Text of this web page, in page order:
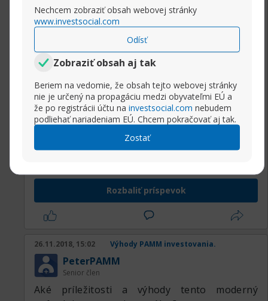
Nechcem zobraziť obsah webovej stránky
www.investsocial.com
Odísť
Zobraziť obsah aj tak
Beriem na vedomie, že obsah tejto webovej stránky
nie je určený na propagáciu medzi obyvateľmi EÚ a
že po registrácii účtu na investsocial.com nebudem
podliehať nariadeniam EÚ. Chcem pokračovať aj tak.
Zostať
Senior člen
Mechanizmus fungovania PAMM-účtov má rad
výhod a preto sú PAMM účty jedným z
najatraktívnejších nástrojov pre moderných
rozumieť obchodovaniu na forexe a taktiež
nepotrebuje vysoký kapitál na začiatok. Jediné
čo musíte sledovať tabuľku obchodníkov a
správne sa rozhodnúť, komu zveríte svoj
kapitál.
Rozbaliť príspevok
26.11.2018, 15:02 Výhody PAMM investovania.
PeterPAMM
Senior člen
Aké príležitosti a výhody tento moderný